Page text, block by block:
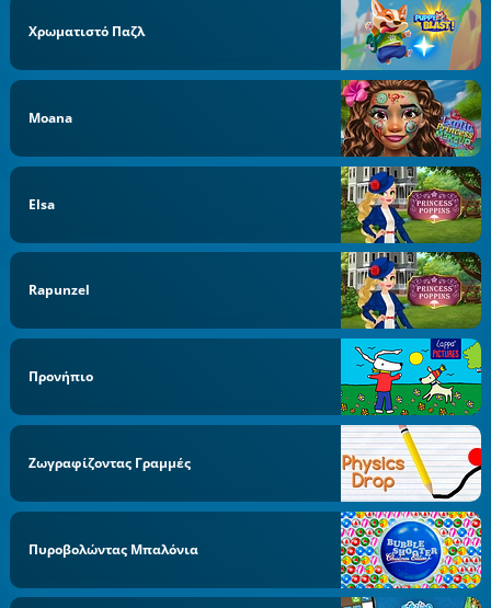
Χρωματιστό Παζλ
Moana
Elsa
Rapunzel
Προνήπιo
Ζωγραφίζοντας Γραμμές
Πυροβολώντας Μπαλόνια